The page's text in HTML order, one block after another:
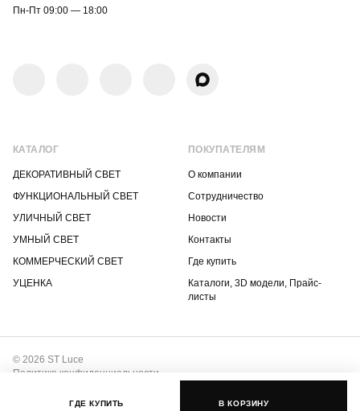
ГДЕ КУПИТЬ В КОРЗИНУ
Пн-Пт 09:00 — 18:00
КАТАЛОГ
ДЕКОРАТИВНЫЙ СВЕТ
ФУНКЦИОНАЛЬНЫЙ СВЕТ
УЛИЧНЫЙ СВЕТ
УМНЫЙ СВЕТ
КОММЕРЧЕСКИЙ СВЕТ
УЦЕНКА
ПОКУПАТЕЛЯМ
О компании
Сотрудничество
Новости
Контакты
Где купить
Каталоги, 3D модели, Прайс-
листы
© 2026 ST Luce
Политика конфиденциальности
Разработка сайта –ДзенДизайн